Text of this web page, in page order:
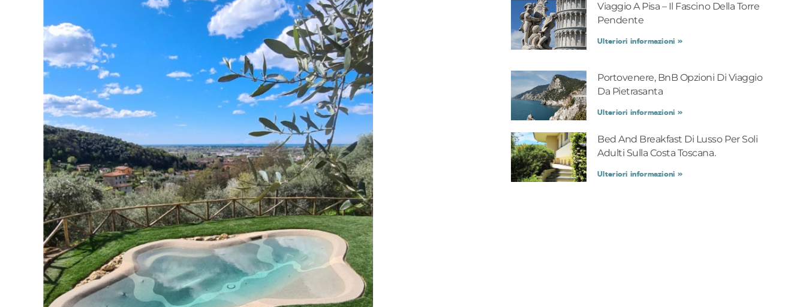
Viaggio A Pisa – Il Fascino Della Torre
Pendente
Ulteriori informazioni »
Portovenere, BnB Opzioni Di Viaggio
Da Pietrasanta
Ulteriori informazioni »
Bed And Breakfast Di Lusso Per Soli
Adulti Sulla Costa Toscana.
Ulteriori informazioni »